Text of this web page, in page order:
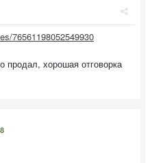
76561198052549930
продал, хорошая отговорка